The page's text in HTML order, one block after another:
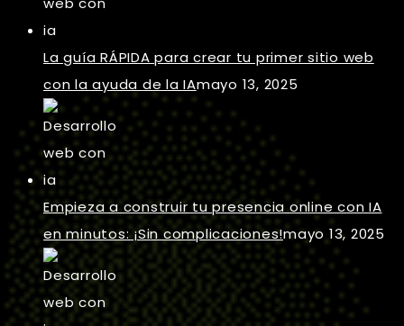
La guía RÁPIDA para crear tu primer sitio web
con la ayuda de la IAmayo 13, 2025
Empieza a construir tu presencia online con IA
en minutos: ¡Sin complicaciones!mayo 13, 2025